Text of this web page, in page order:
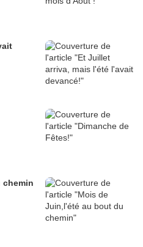
chemin